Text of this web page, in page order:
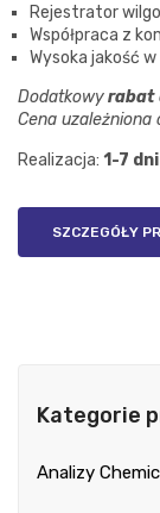
Rejestrator
Współpraca z
Wysoka jakość
Dodatkowyrabat
Cena uzależniona
Realizacja: 1-7 dni
SZCZEGÓŁY
Kategorie
Analizy